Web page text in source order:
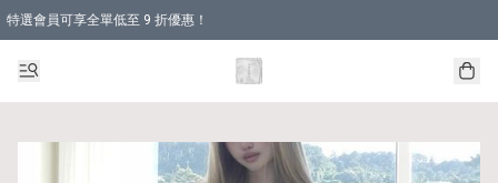
特選會員可享全單低至 9 折優惠！